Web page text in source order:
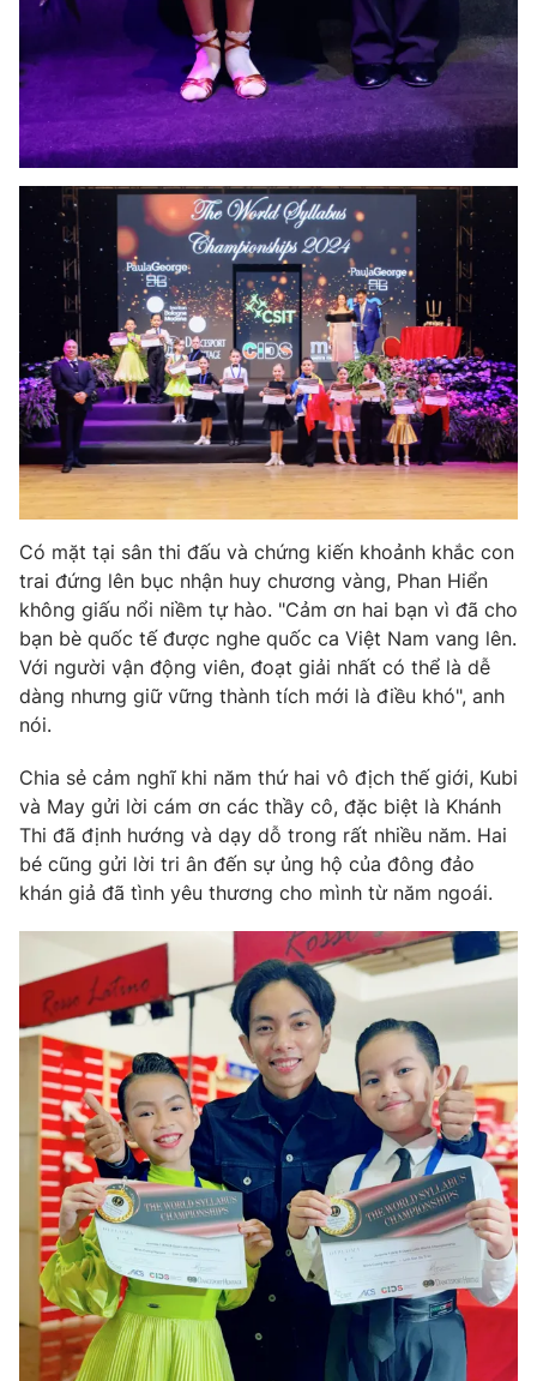
Có mặt tại sân thi đấu và chứng kiến khoảnh khắc con
trai đứng lên bục nhận huy chương vàng, Phan Hiển
không giấu nổi niềm tự hào. "Cảm ơn hai bạn vì đã cho
bạn bè quốc tế được nghe quốc ca Việt Nam vang lên.
Với người vận động viên, đoạt giải nhất có thể là dễ
dàng nhưng giữ vững thành tích mới là điều khó", anh
nói.
Chia sẻ cảm nghĩ khi năm thứ hai vô địch thế giới, Kubi
và May gửi lời cám ơn các thầy cô, đặc biệt là Khánh
Thi đã định hướng và dạy dỗ trong rất nhiều năm. Hai
bé cũng gửi lời tri ân đến sự ủng hộ của đông đảo
khán giả đã tình yêu thương cho mình từ năm ngoái.